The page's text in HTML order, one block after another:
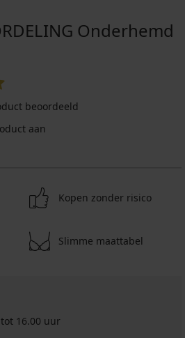
Onderhemd
beoordeeld
aan
Kopen zonder risico
Slimme maattabel
16.00 uur